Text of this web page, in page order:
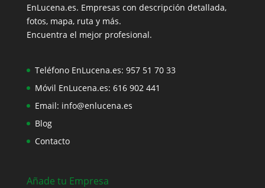
EnLucena.es. Empresas con descripción detallada,
fotos, mapa, ruta y más.
Encuentra el mejor profesional.
Teléfono EnLucena.es: 957 51 70 33
Móvil EnLucena.es: 616 902 441
Email: info@enlucena.es
Blog
Contacto
Añade tu Empresa